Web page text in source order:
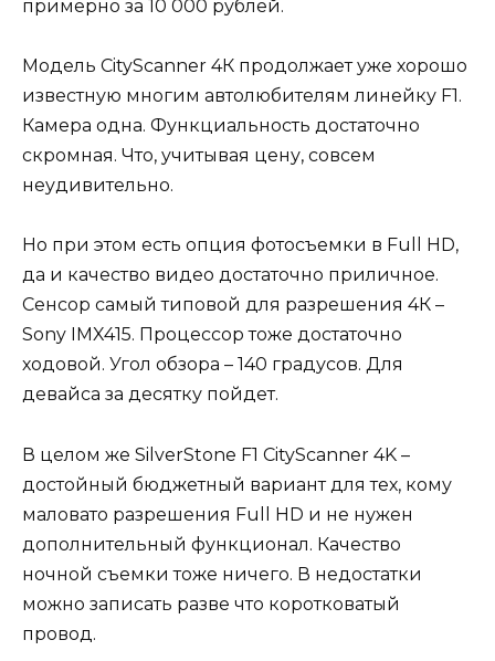
примерно за 10 000 рублей.
Модель CityScanner 4К продолжает уже хорошо
известную многим автолюбителям линейку F1.
Камера одна. Функциальность достаточно
скромная. Что, учитывая цену, совсем
неудивительно.
Но при этом есть опция фотосъемки в Full HD,
да и качество видео достаточно приличное.
Сенсор самый типовой для разрешения 4К –
Sony IMX415. Процессор тоже достаточно
ходовой. Угол обзора – 140 градусов. Для
девайса за десятку пойдет.
В целом же SilverStone F1 CityScanner 4K –
достойный бюджетный вариант для тех, кому
маловато разрешения Full HD и не нужен
дополнительный функционал. Качество
ночной съемки тоже ничего. В недостатки
можно записать разве что коротковатый
провод.